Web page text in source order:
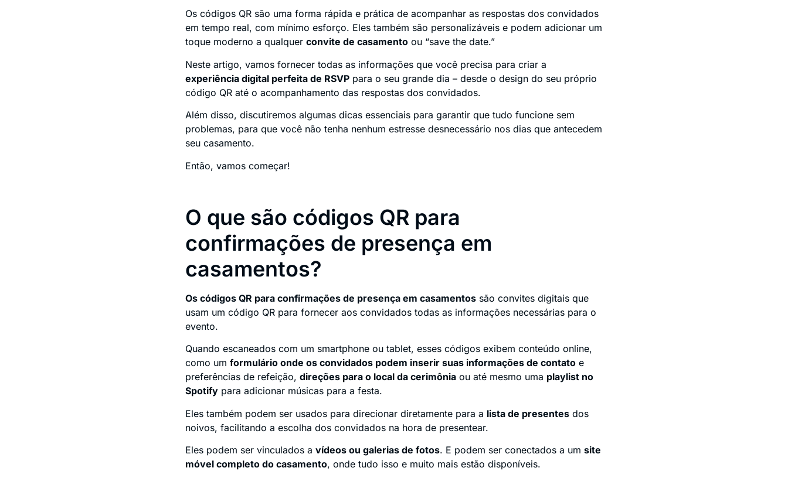
Os códigos QR são uma forma rápida e prática de acompanhar as respostas dos convidados
em tempo real, com mínimo esforço. Eles também são personalizáveis e podem adicionar um
toque moderno a qualquer convite de casamento ou “save the date.”
Neste artigo, vamos fornecer todas as informações que você precisa para criar a
experiência digital perfeita de RSVP para o seu grande dia – desde o design do seu próprio
código QR até o acompanhamento das respostas dos convidados.
Além disso, discutiremos algumas dicas essenciais para garantir que tudo funcione sem
problemas, para que você não tenha nenhum estresse desnecessário nos dias que antecedem
seu casamento.
Então, vamos começar!
O que são códigos QR para
confirmações de presença em
casamentos?
Os códigos QR para confirmações de presença em casamentos são convites digitais que
usam um código QR para fornecer aos convidados todas as informações necessárias para o
evento.
Quando escaneados com um smartphone ou tablet, esses códigos exibem conteúdo online,
como um formulário onde os convidados podem inserir suas informações de contato e
preferências de refeição, direções para o local da cerimônia ou até mesmo uma playlist no
Spotify para adicionar músicas para a festa.
Eles também podem ser usados para direcionar diretamente para a lista de presentes dos
noivos, facilitando a escolha dos convidados na hora de presentear.
Eles podem ser vinculados a vídeos ou galerias de fotos. E podem ser conectados a um site
móvel completo do casamento, onde tudo isso e muito mais estão disponíveis.